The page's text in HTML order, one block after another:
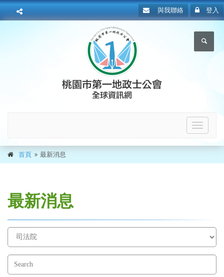
與我聯絡 登入
Toggle
首頁 最新消息
最新消息